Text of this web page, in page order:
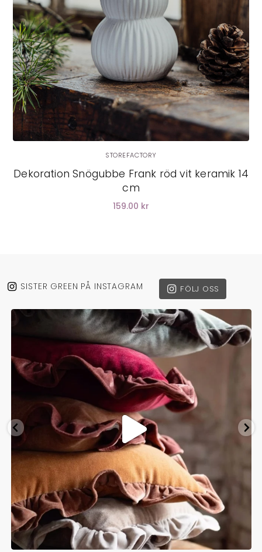
STOREFACTORY
Dekoration Snögubbe Frank röd vit keramik 14
cm
159.00 kr
SISTER GREEN PÅ INSTAGRAM FÖLJ OSS